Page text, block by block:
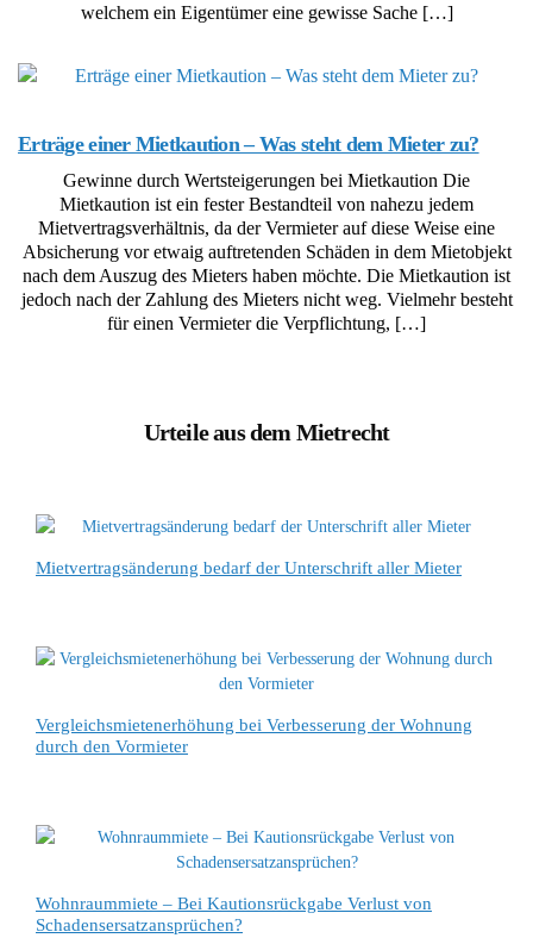
welchem ein Eigentümer eine gewisse Sache […]
Erträge einer Mietkaution – Was steht dem Mieter zu?
Gewinne durch Wertsteigerungen bei Mietkaution Die
Mietkaution ist ein fester Bestandteil von nahezu jedem
Mietvertragsverhältnis, da der Vermieter auf diese Weise eine
Absicherung vor etwaig auftretenden Schäden in dem Mietobjekt
nach dem Auszug des Mieters haben möchte. Die Mietkaution ist
jedoch nach der Zahlung des Mieters nicht weg. Vielmehr besteht
für einen Vermieter die Verpflichtung, […]
Urteile aus dem Mietrecht
Mietvertragsänderung bedarf der Unterschrift aller Mieter
Vergleichsmietenerhöhung bei Verbesserung der Wohnung
durch den Vormieter
Wohnraummiete – Bei Kautionsrückgabe Verlust von
Schadensersatzansprüchen?